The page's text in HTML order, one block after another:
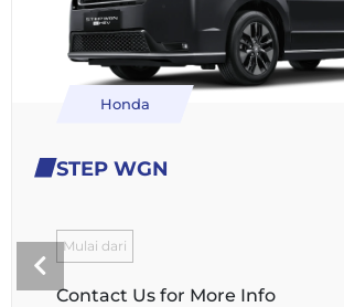
Honda
STEP WGN
Mulai dari
Contact Us for More Info